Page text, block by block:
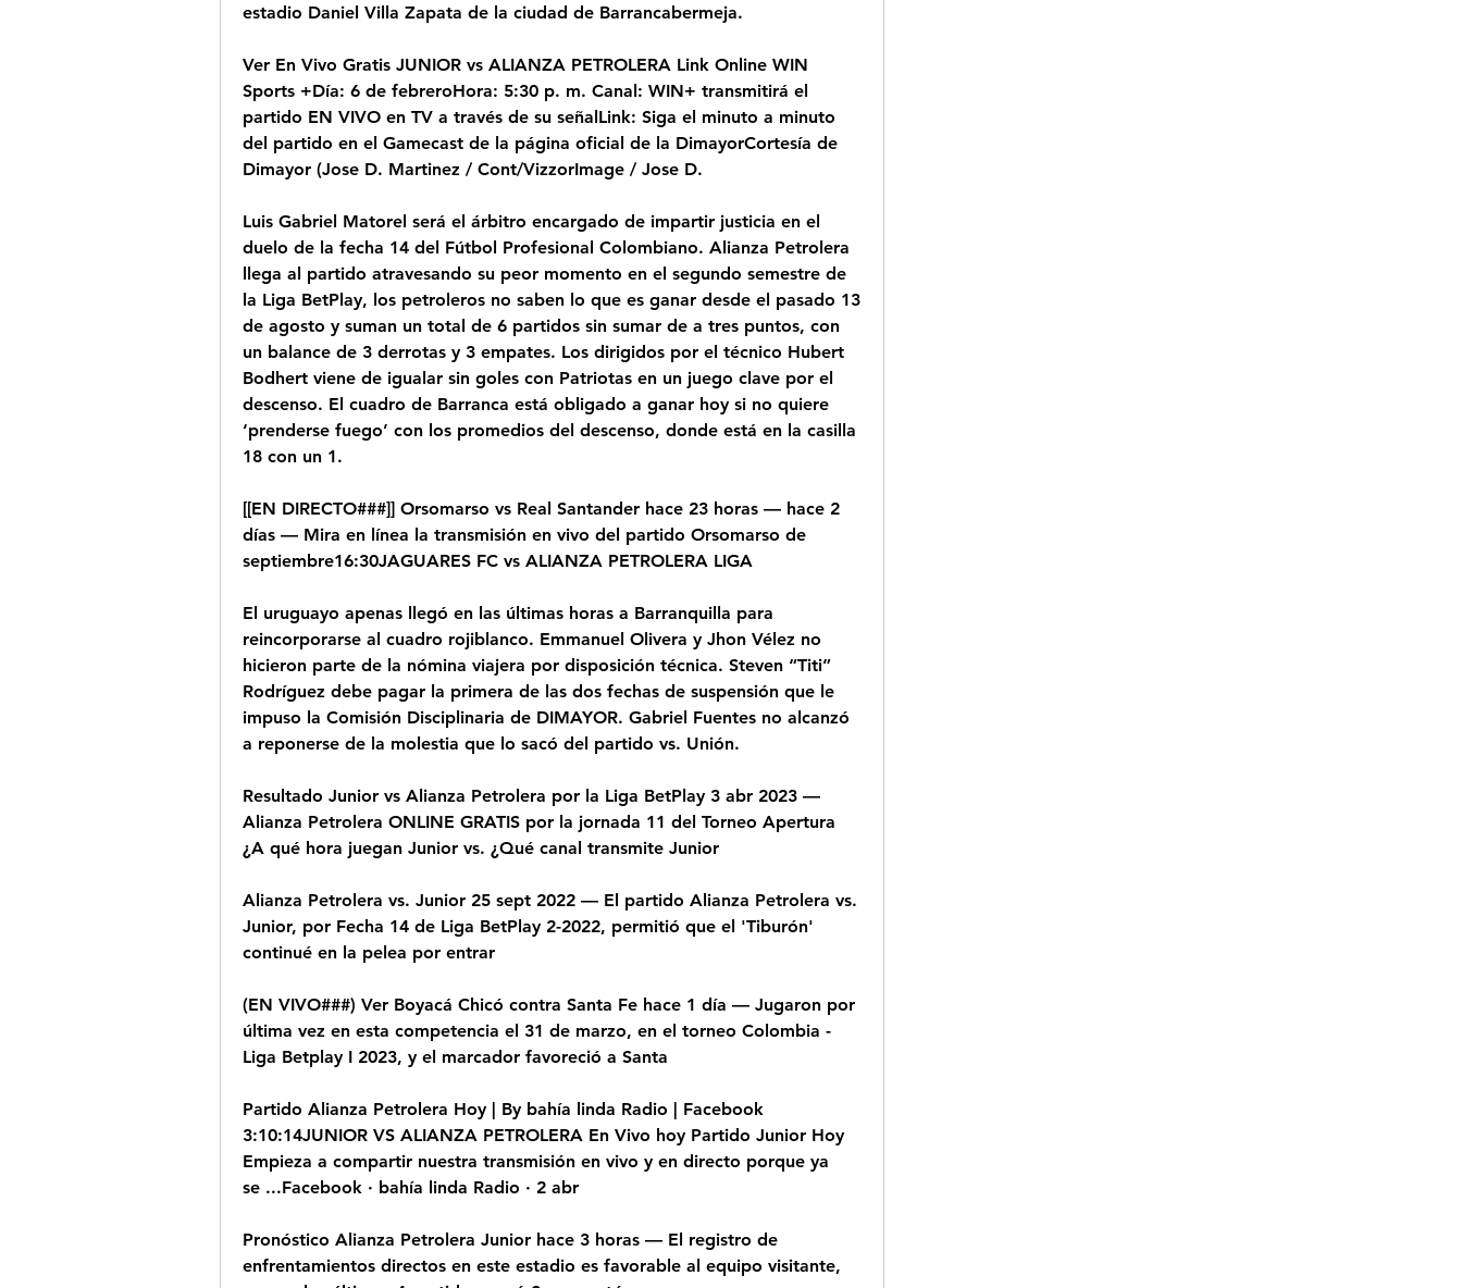
estadio Daniel Villa Zapata de la ciudad de Barrancabermeja.
Ver En Vivo Gratis JUNIOR vs ALIANZA PETROLERA Link Online WIN
Sports +Día: 6 de febreroHora: 5:30 p. m. Canal: WIN+ transmitirá el
partido EN VIVO en TV a través de su señalLink: Siga el minuto a minuto
del partido en el Gamecast de la página oficial de la DimayorCortesía de
Dimayor (Jose D. Martinez / Cont/VizzorImage / Jose D.
Luis Gabriel Matorel será el árbitro encargado de impartir justicia en el
duelo de la fecha 14 del Fútbol Profesional Colombiano. Alianza Petrolera
llega al partido atravesando su peor momento en el segundo semestre de
la Liga BetPlay, los petroleros no saben lo que es ganar desde el pasado 13
de agosto y suman un total de 6 partidos sin sumar de a tres puntos, con
un balance de 3 derrotas y 3 empates. Los dirigidos por el técnico Hubert
Bodhert viene de igualar sin goles con Patriotas en un juego clave por el
descenso. El cuadro de Barranca está obligado a ganar hoy si no quiere
‘prenderse fuego’ con los promedios del descenso, donde está en la casilla
18 con un 1.
[[EN DIRECTO###]] Orsomarso vs Real Santander hace 23 horas — hace 2
días — Mira en línea la transmisión en vivo del partido Orsomarso de
septiembre16:30JAGUARES FC vs ALIANZA PETROLERA LIGA
El uruguayo apenas llegó en las últimas horas a Barranquilla para
reincorporarse al cuadro rojiblanco. Emmanuel Olivera y Jhon Vélez no
hicieron parte de la nómina viajera por disposición técnica. Steven “Titi”
Rodríguez debe pagar la primera de las dos fechas de suspensión que le
impuso la Comisión Disciplinaria de DIMAYOR. Gabriel Fuentes no alcanzó
a reponerse de la molestia que lo sacó del partido vs. Unión.
Resultado Junior vs Alianza Petrolera por la Liga BetPlay 3 abr 2023 —
Alianza Petrolera ONLINE GRATIS por la jornada 11 del Torneo Apertura
¿A qué hora juegan Junior vs. ¿Qué canal transmite Junior
Alianza Petrolera vs. Junior 25 sept 2022 — El partido Alianza Petrolera vs.
Junior, por Fecha 14 de Liga BetPlay 2-2022, permitió que el 'Tiburón'
continué en la pelea por entrar
(EN VIVO###) Ver Boyacá Chicó contra Santa Fe hace 1 día — Jugaron por
última vez en esta competencia el 31 de marzo, en el torneo Colombia -
Liga Betplay I 2023, y el marcador favoreció a Santa
Partido Alianza Petrolera Hoy | By bahía linda Radio | Facebook
3:10:14JUNIOR VS ALIANZA PETROLERA En Vivo hoy Partido Junior Hoy
Empieza a compartir nuestra transmisión en vivo y en directo porque ya
se ...Facebook · bahía linda Radio · 2 abr
Pronóstico Alianza Petrolera Junior hace 3 horas — El registro de
enfrentamientos directos en este estadio es favorable al equipo visitante,